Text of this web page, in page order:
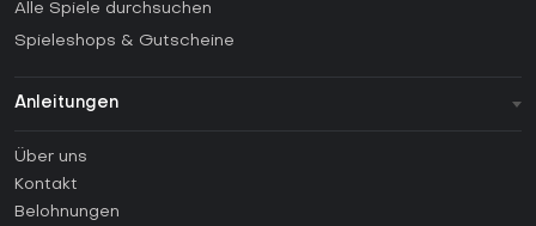
Alle Spiele durchsuchen
Spieleshops & Gutscheine
Anleitungen
Anleitungen
Wie aktiviert man einen Steam CD Key?
Über uns
Kontakt
Belohnungen